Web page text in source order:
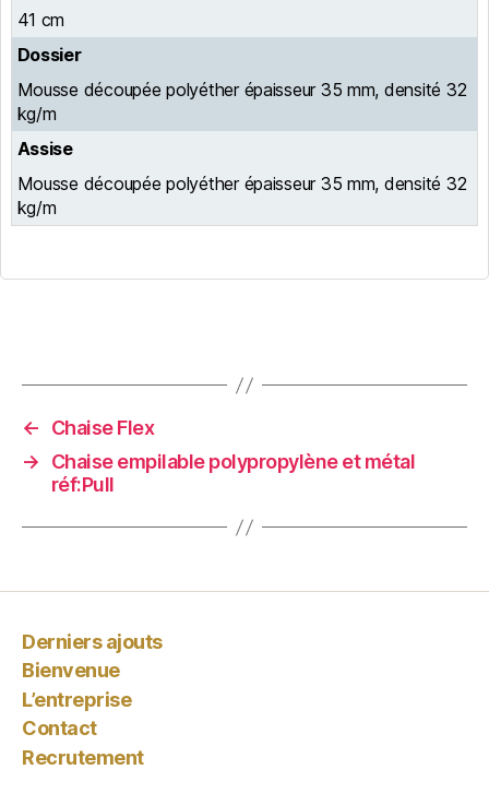
41 cm
Dossier
Mousse découpée polyéther épaisseur 35 mm, densité 32
kg/m
Assise
Mousse découpée polyéther épaisseur 35 mm, densité 32
kg/m
←
Chaise Flex
→
Chaise empilable polypropylène et métal
réf:Pull
Derniers ajouts
Bienvenue
L’entreprise
Contact
Recrutement